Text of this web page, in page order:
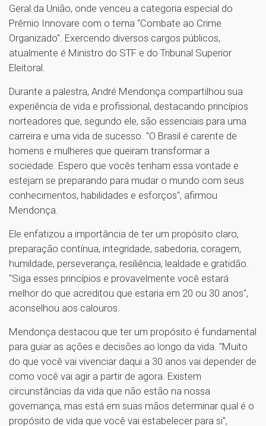
Geral da União, onde venceu a categoria especial do
Prêmio Innovare com o tema "Combate ao Crime
Organizado". Exercendo diversos cargos públicos,
atualmente é Ministro do STF e do Tribunal Superior
Eleitoral.
Durante a palestra, André Mendonça compartilhou sua
experiência de vida e profissional, destacando princípios
norteadores que, segundo ele, são essenciais para uma
carreira e uma vida de sucesso. "O Brasil é carente de
homens e mulheres que queiram transformar a
sociedade. Espero que vocês tenham essa vontade e
estejam se preparando para mudar o mundo com seus
conhecimentos, habilidades e esforços", afirmou
Mendonça.
Ele enfatizou a importância de ter um propósito claro,
preparação contínua, integridade, sabedoria, coragem,
humildade, perseverança, resiliência, lealdade e gratidão.
"Siga esses princípios e provavelmente você estará
melhor do que acreditou que estaria em 20 ou 30 anos",
aconselhou aos calouros.
Mendonça destacou que ter um propósito é fundamental
para guiar as ações e decisões ao longo da vida. "Muito
do que você vai vivenciar daqui a 30 anos vai depender de
como você vai agir a partir de agora. Existem
circunstâncias da vida que não estão na nossa
governança, mas está em suas mãos determinar qual é o
propósito de vida que você vai estabelecer para si",